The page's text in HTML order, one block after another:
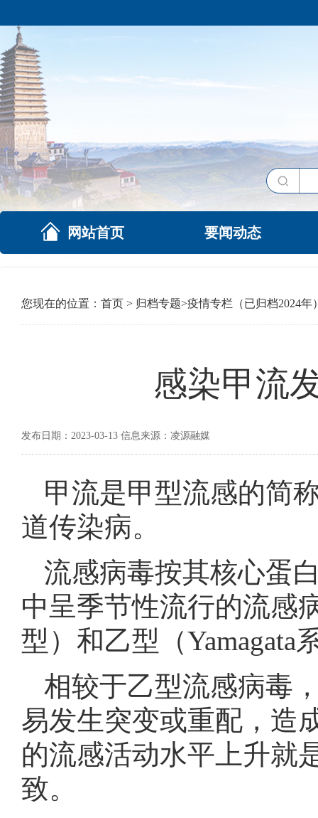
网站首页 要闻动态
您现在的位置： 首页 > 归档专题>疫情专栏（已归档2024年
感染甲流
发布日期：2023-03-13 信息来源：凌源融媒
甲流是甲型流感的简
道传染病。
流感病毒按其核心蛋
中呈季节性流行的流感
型）和乙型（Yamagata
相较于乙型流感病毒
易发生突变或重配，造
的流感活动水平上升就
致。